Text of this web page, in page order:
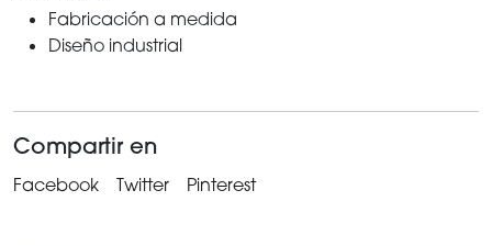
Fabricación a medida
Diseño industrial
Compartir en
Facebook Twitter Pinterest